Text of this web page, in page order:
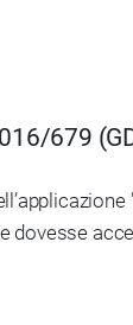
679
dovesse